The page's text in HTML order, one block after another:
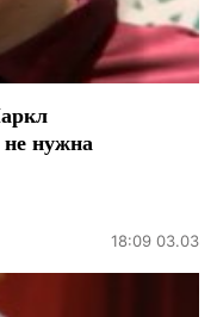
нужна
18:09 03.03